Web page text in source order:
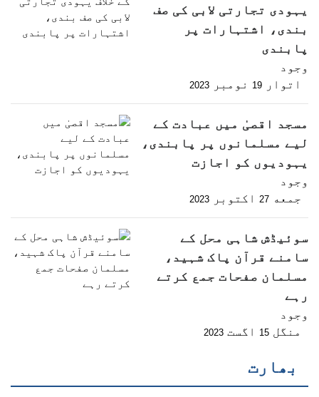
یہودی تجارتی لابی کی صف
بندی، اشتہارات پر
پابندی
وجود
اتوار 19 نومبر 2023
مسجد اقصیٰ میں عبادت کے
لیے مسلمانوں پر پابندی،
یہودیوں کو اجازت
وجود
جمعه 27 اکتوبر 2023
سوئیڈش شاہی محل کے
سامنے قرآن پاک شہید،
مسلمان صفحات جمع کرتے
رہے
وجود
منگل 15 اگست 2023
بھارت